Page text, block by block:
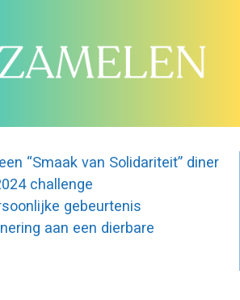
“Smaak van Solidariteit” diner
challenge
gebeurtenis
aan een dierbare